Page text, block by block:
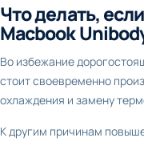
Что делать,
Macbook
Во избежание
стоит своевременно
охлаждения и замену
К другим причинам